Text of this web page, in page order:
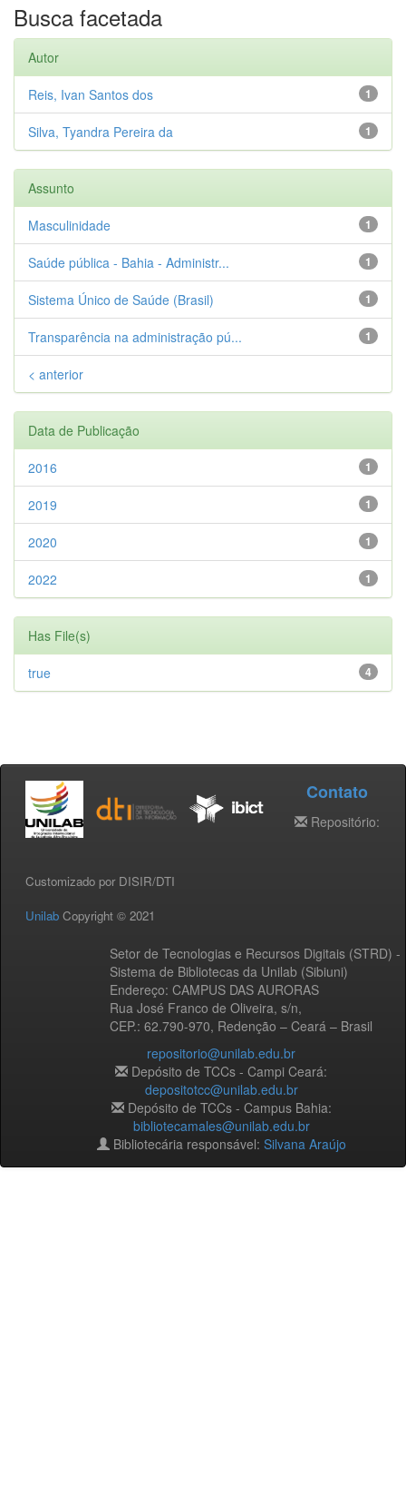
Busca facetada
Autor
1
Reis, Ivan Santos dos
1
Silva, Tyandra Pereira da
Assunto
1
Masculinidade
1
Saúde pública - Bahia - Administr...
1
Sistema Único de Saúde (Brasil)
1
Transparência na administração pú...
< anterior
Data de Publicação
1
2016
1
2019
1
2020
1
2022
Has File(s)
4
true
Customizado por DISIR/DTI
Unilab Copyright © 2021
Setor de Tecnologias e Recursos Digitais (STRD) -
Sistema de Bibliotecas da Unilab (Sibiuni)
Endereço: CAMPUS DAS AURORAS
Rua José Franco de Oliveira, s/n,
CEP.: 62.790-970, Redenção – Ceará – Brasil
Contato
Repositório:
repositorio@unilab.edu.br
Depósito de TCCs - Campi Ceará:
depositotcc@unilab.edu.br
Depósito de TCCs - Campus Bahia:
bibliotecamales@unilab.edu.br
Bibliotecária responsável: Silvana Araújo